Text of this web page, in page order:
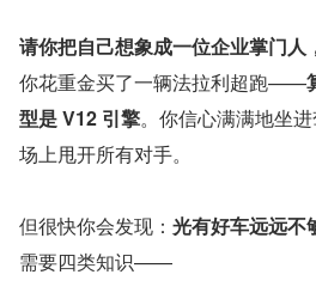
请你把自己想象成一位企业掌门人
你花重金买了一辆法拉利超跑——
型是 V12 引擎。你信心满满地坐
场上甩开所有对手。
但很快你会发现： 光有好车远远不
需要四类知识——